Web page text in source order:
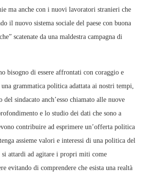
ma anche con i nuovi lavoratori stranieri che
il nuovo sistema sociale del paese con buona
scatenate da una maldestra campagna di
bisogno di essere affrontati con coraggio e
grammatica politica adattata ai nostri tempi,
sindacato anch’esso chiamato alle nuove
e lo studio dei dati che sono a
contribuire ad esprimere un’offerta politica
assieme valori e interessi di una politica del
si attardi ad agitare i propri miti come
evitando di comprendere che esista una realtà